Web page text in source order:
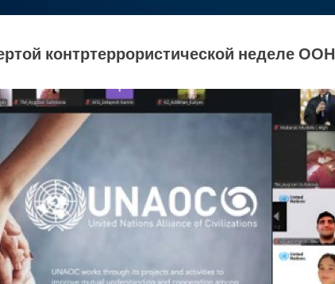
контртеррористической неделе ООН